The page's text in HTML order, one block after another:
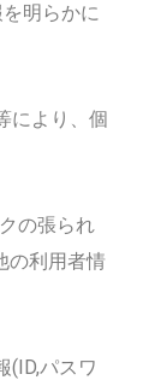
明らかに
により、個
の張られ
の利用者情
(ID,パスワ